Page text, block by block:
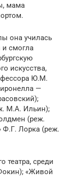
мама
она училась
и смогла
искусства,
Ю.М.
—
М.А. Ильин);
(реж.
Ф.Г. Лорка (реж.
театра, среди
«Живой